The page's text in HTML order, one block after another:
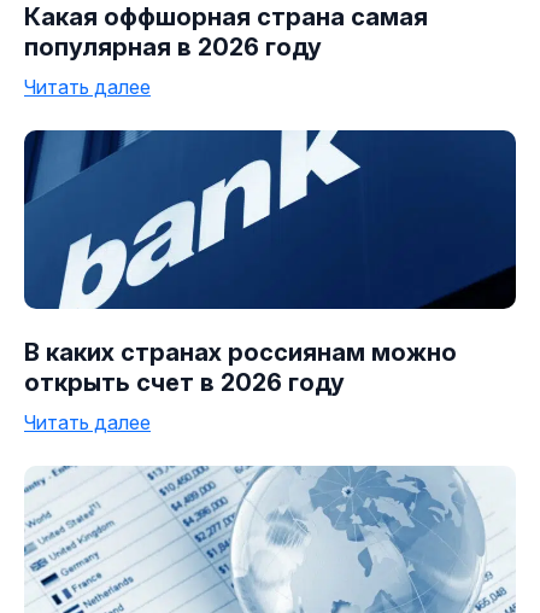
Какая оффшорная страна самая
популярная в 2026 году
Читать далее
В каких странах россиянам можно
открыть счет в 2026 году
Читать далее